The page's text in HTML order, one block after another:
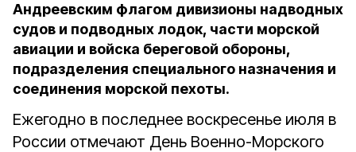
Андреевским флагом дивизионы надводных
судов и подводных лодок, части морской
авиации и войска береговой обороны,
подразделения специального назначения и
соединения морской пехоты.
Ежегодно в последнее воскресенье июля в
России отмечают День Военно-Морского